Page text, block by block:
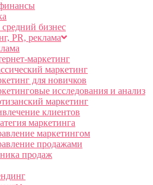
бизнес
PR, реклама
маркетинг
маркетинг
для новичков
исследования и анализ
маркетинг
клиентов
маркетинга
маркетингом
продажами
продаж